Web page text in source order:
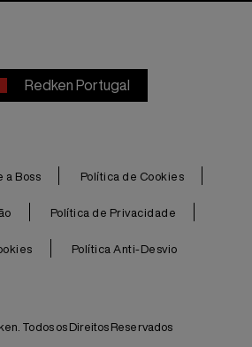
Redken Portugal
a Boss Política de Cookies
Política de Privacidade
Política Anti-Desvio
Todos os Direitos Reservados